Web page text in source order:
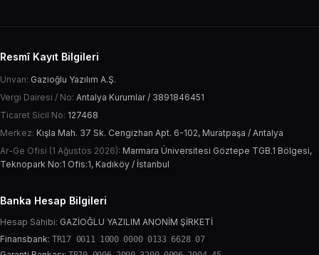
Resmî Kayıt Bilgileri
Unvan: Gazioğlu Yazılım A.Ş.
Vergi Dairesi / No: Antalya Kurumlar / 3891846451
Ticaret Sicil No: 127468
Merkez: Kışla Mah. 37 Sk. Cengizhan Apt. 6-102, Muratpaşa / Antalya
Ar-Ge Ofisi (1 Ağustos 2026): Marmara Üniversitesi Göztepe TGB.1 Bölgesi,
Teknopark No:1 Ofis:1, Kadıköy / İstanbul
Banka Hesap Bilgileri
Hesap Sahibi: GAZİOĞLU YAZILIM ANONİM ŞİRKETİ
Finansbank: TR17 0011 1000 0000 0133 6628 07